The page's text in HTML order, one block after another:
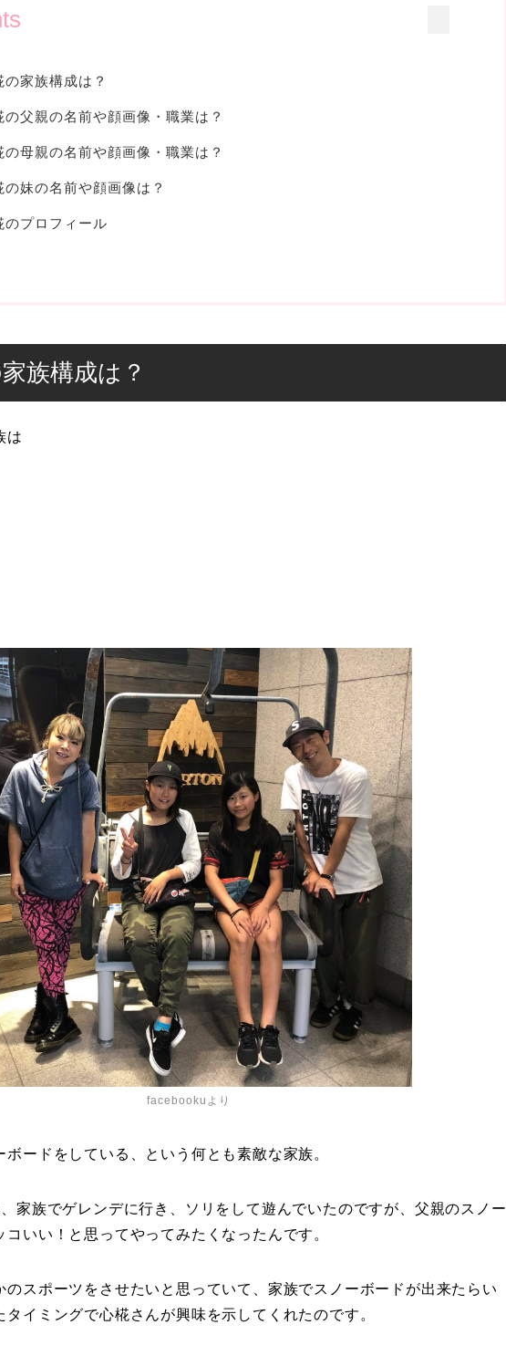
の家族構成は？
の父親の名前や顔画像・職業は？
の母親の名前や顔画像・職業は？
の妹の名前や顔画像は？
のプロフィール
族構成は？
は
facebookuより
ードをしている、という何とも素敵な家族。
家族でゲレンデに行き、ソリをして遊んでいたのですが、父親のスノー
コいい！と思ってやってみたくなったんです。
のスポーツをさせたいと思っていて、家族でスノーボードが出来たらい
タイミングで心椛さんが興味を示してくれたのです。